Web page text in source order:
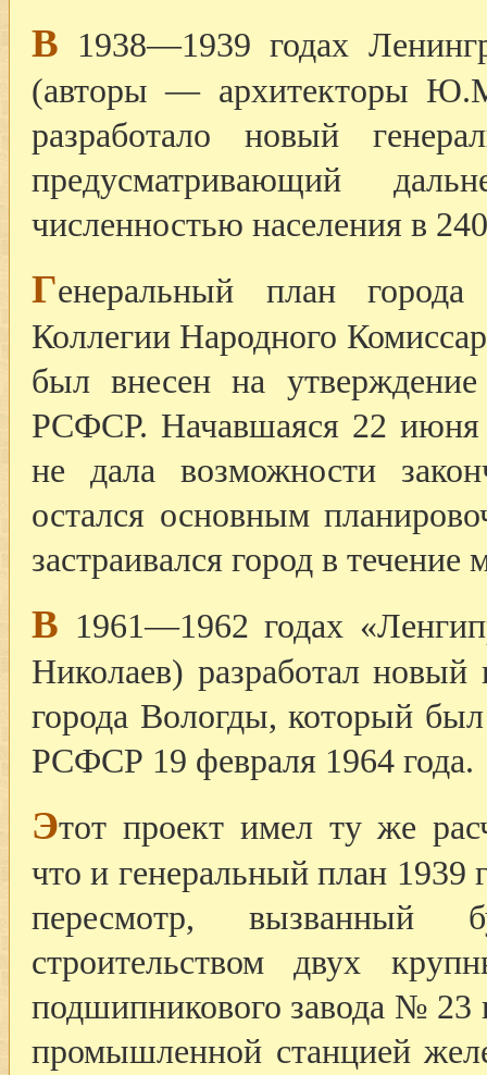
В 1938—1939 годах
(авторы — архитекторы
разработало новый
предусматривающий
численностью населения в
Генеральный план
Коллегии Народного
был внесен на
РСФСР. Начавшаяся 22 июня
не дала возможности
остался основным
застраивался город в течение
В 1961—1962 годах
Николаев) разработал новый
города Вологды, который
РСФСР 19 февраля 1964 года.
Этот проект имел ту же
что и генеральный план 1939
пересмотр,
строительством двух
подшипникового завода № 23
промышленной станцией